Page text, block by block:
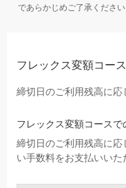
であらかじめご了承ください
フレックス変額コー
締切日のご利用残高に応
フレックス変額コースで
締切日のご利用残高に
い手数料をお支払いいた